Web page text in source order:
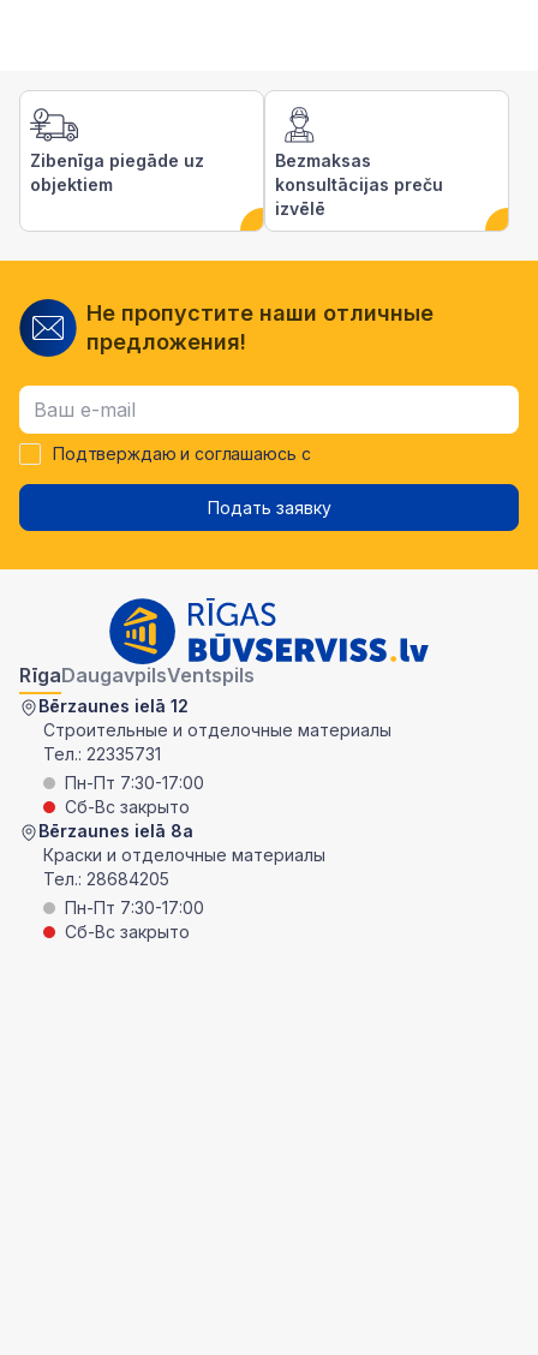
Zibenīga piegāde uz
objektiem
Bezmaksas
konsultācijas preču
izvēlē
Не пропустите наши отличные
предложения!
Подтверждаю и соглашаюсь с
Подать заявку
RīgaDaugavpilsVentspils
Bērzaunes ielā 12
Строительные и отделочные материалы
Тел.: 22335731
Пн-Пт 7:30-17:00
Сб-Вс закрыто
Bērzaunes ielā 8a
Краски и отделочные материалы
Тел.: 28684205
Пн-Пт 7:30-17:00
Сб-Вс закрыто